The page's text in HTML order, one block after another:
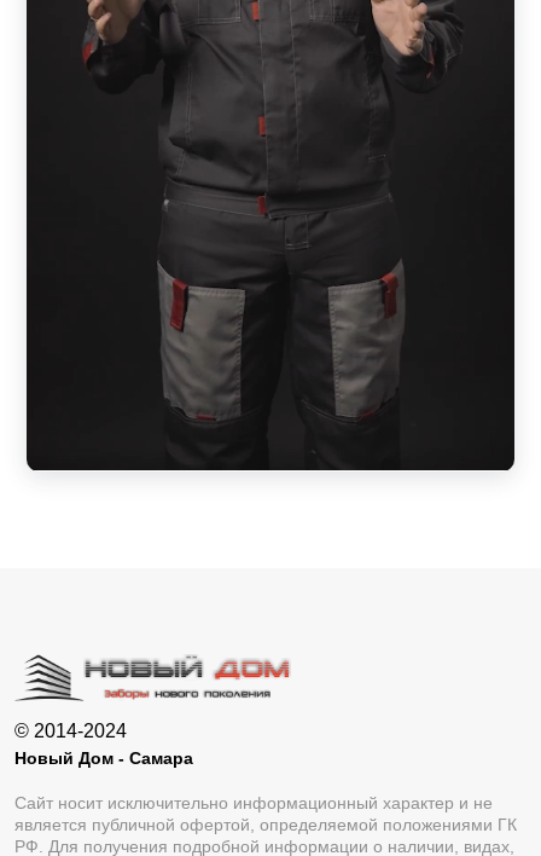
© 2014-2024
Новый Дом - Самара
Сайт носит исключительно информационный характер и не
является публичной офертой, определяемой положениями ГК
РФ. Для получения подробной информации о наличии, видах,